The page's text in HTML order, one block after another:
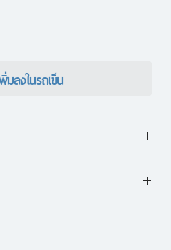
มลงในรถเข็น
ต่าย" เล่มนี้ บอกเล่าเรื่องราว
คนหนึ่งผู้เข้าใช้บริการบริษัท
กำจัดความคิดหมกมุ่นอยาก
แก้ว นวนิยายสำหรับเยาวชน